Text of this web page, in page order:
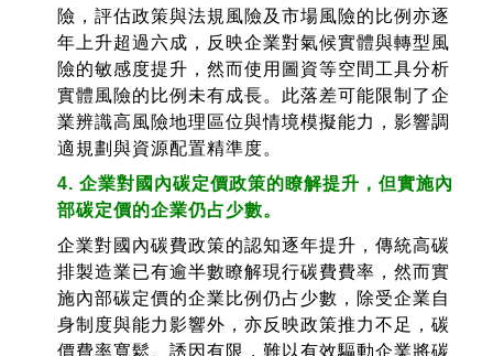
險，評估政策與法規風險及市場風險的比例亦逐
年上升超過六成，反映企業對氣候實體與轉型風
險的敏感度提升，然而使用圖資等空間工具分析
實體風險的比例未有成長。此落差可能限制了企
業辨識高風險地理區位與情境模擬能力，影響調
適規劃與資源配置精準度。
4. 企業對國內碳定價政策的瞭解提升，但實施內
部碳定價的企業仍占少數。
企業對國內碳費政策的認知逐年提升，傳統高碳
排製造業已有逾半數瞭解現行碳費費率，然而實
施內部碳定價的企業比例仍占少數，除受企業自
身制度與能力影響外，亦反映政策推力不足，碳
價費率寬鬆、誘因有限，難以有效驅動企業將碳